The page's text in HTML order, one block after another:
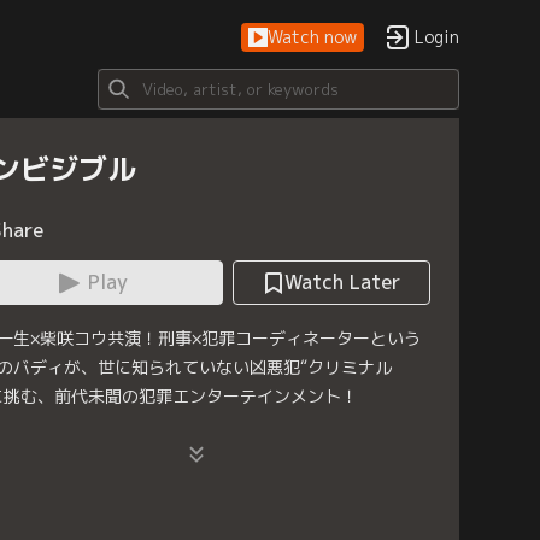
Watch now Login
ビジブル
Play
Watch Later
生×柴咲コウ共演！刑事×犯罪コーディネーターという
バディが、世に知られていない凶悪犯“クリミナル
挑む、前代未聞の犯罪エンターテインメント！